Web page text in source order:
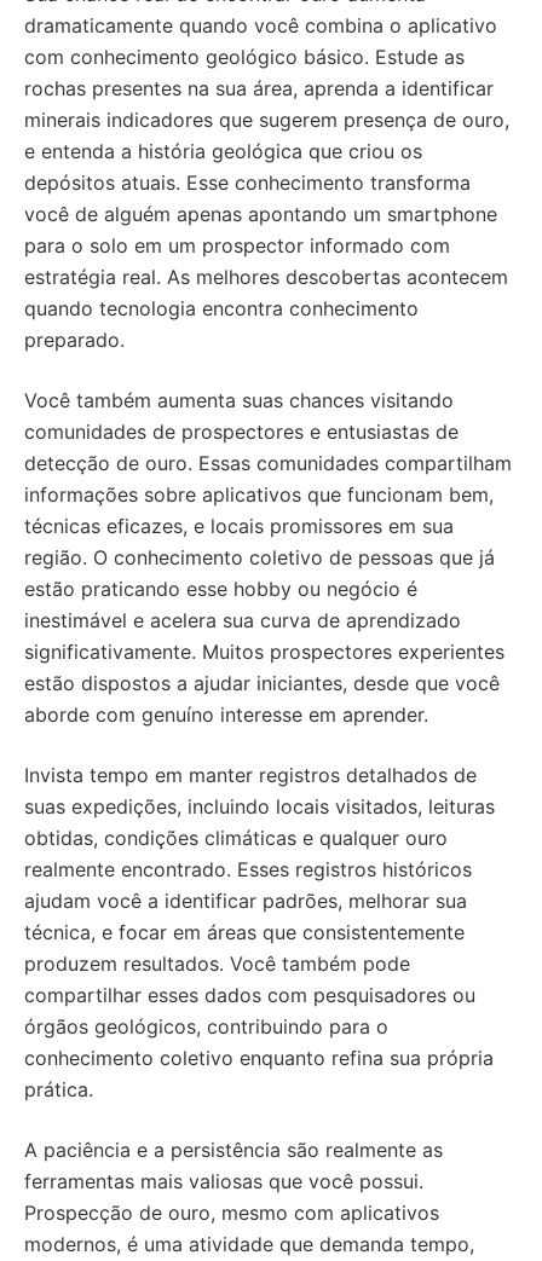
dramaticamente quando você combina o aplicativo
com conhecimento geológico básico. Estude as
rochas presentes na sua área, aprenda a identificar
minerais indicadores que sugerem presença de ouro,
e entenda a história geológica que criou os
depósitos atuais. Esse conhecimento transforma
você de alguém apenas apontando um smartphone
para o solo em um prospector informado com
estratégia real. As melhores descobertas acontecem
quando tecnologia encontra conhecimento
preparado.
Você também aumenta suas chances visitando
comunidades de prospectores e entusiastas de
detecção de ouro. Essas comunidades compartilham
informações sobre aplicativos que funcionam bem,
técnicas eficazes, e locais promissores em sua
região. O conhecimento coletivo de pessoas que já
estão praticando esse hobby ou negócio é
inestimável e acelera sua curva de aprendizado
significativamente. Muitos prospectores experientes
estão dispostos a ajudar iniciantes, desde que você
aborde com genuíno interesse em aprender.
Invista tempo em manter registros detalhados de
suas expedições, incluindo locais visitados, leituras
obtidas, condições climáticas e qualquer ouro
realmente encontrado. Esses registros históricos
ajudam você a identificar padrões, melhorar sua
técnica, e focar em áreas que consistentemente
produzem resultados. Você também pode
compartilhar esses dados com pesquisadores ou
órgãos geológicos, contribuindo para o
conhecimento coletivo enquanto refina sua própria
prática.
A paciência e a persistência são realmente as
ferramentas mais valiosas que você possui.
Prospecção de ouro, mesmo com aplicativos
modernos, é uma atividade que demanda tempo,